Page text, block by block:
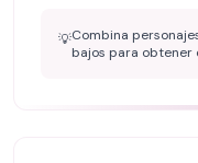
💡Combina
bajos para obtener